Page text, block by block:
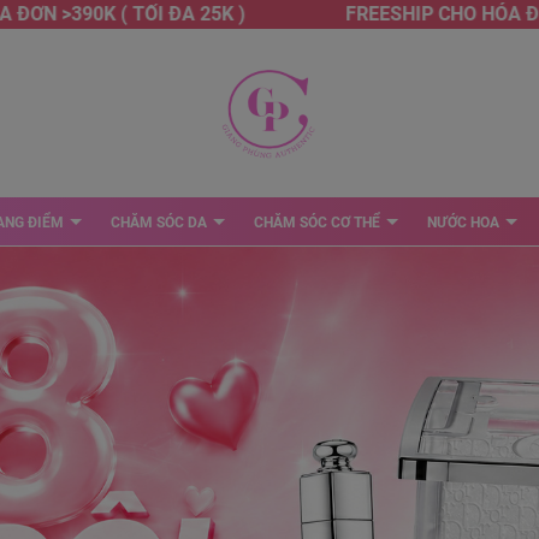
>390K ( TỐI ĐA 25K ) FREESHIP CHO HÓA ĐƠN
ĐIỂM CHĂM SÓC DA CHĂM SÓC CƠ THỂ NƯỚC HOA